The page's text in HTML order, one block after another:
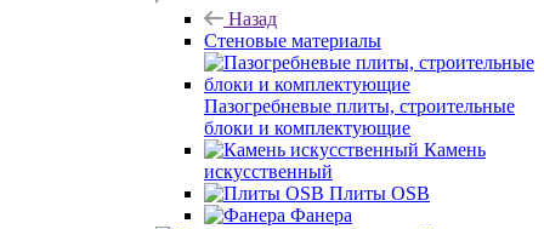
Назад
Стеновые материалы
Пазогребневые плиты, строительные
блоки и комплектующие
Камень
искусственный
Плиты OSB
Фанера